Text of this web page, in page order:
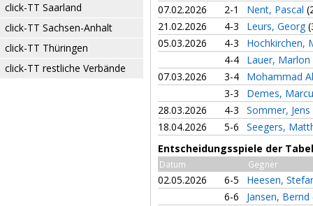
click-TT Saarland
click-TT Sachsen-Anhalt
click-TT Thüringen
click-TT restliche Verbände
07.02.2026
2-1 Nent, Pascal
21.02.2026
4-3 Leurs, Georg
05.03.2026
4-3
Hochkirchen,
4-4
Lauer, Marlon
07.03.2026
3-4
Mohammad
3-3
Demes,
28.03.2026
4-3
Sommer, Jens
18.04.2026
5-6
Seegers,
Entscheidungsspiele der
Datum Gegner
02.05.2026 6-5
Heesen,
6-6
Jansen, Bernd